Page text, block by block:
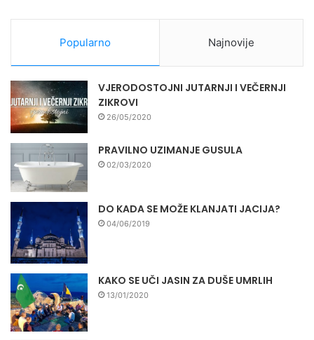
Popularno Najnovije
VJERODOSTOJNI JUTARNJI I VEČERNJI
ZIKROVI
26/05/2020
PRAVILNO UZIMANJE GUSULA
02/03/2020
DO KADA SE MOŽE KLANJATI JACIJA?
04/06/2019
KAKO SE UČI JASIN ZA DUŠE UMRLIH
13/01/2020